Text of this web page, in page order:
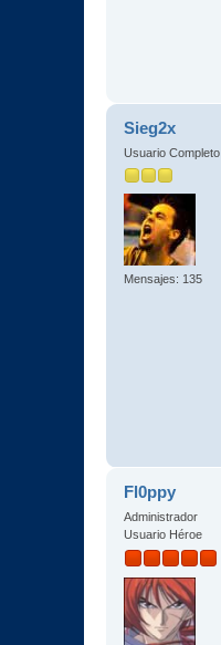
Sieg2x
Usuario Completo
Mensajes: 135
Fl0ppy
Administrador
Usuario Héroe